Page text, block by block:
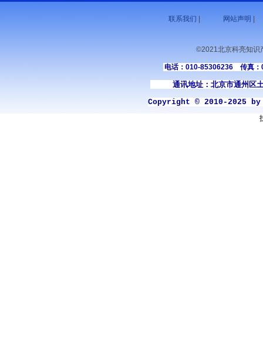
联系我们 网站声明
©2021北京科亮知识
电话：010-85306236 传真
通讯地址：北京市通州区土
Copyright © 2010-2025